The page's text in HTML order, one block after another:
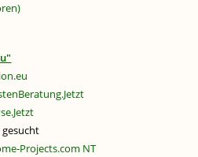
Projects.com NT